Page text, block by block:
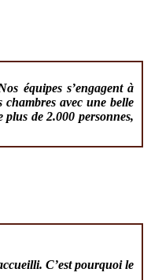
équipes s’engagent à
avec une belle
de 2.000 personnes,
C’est pourquoi le